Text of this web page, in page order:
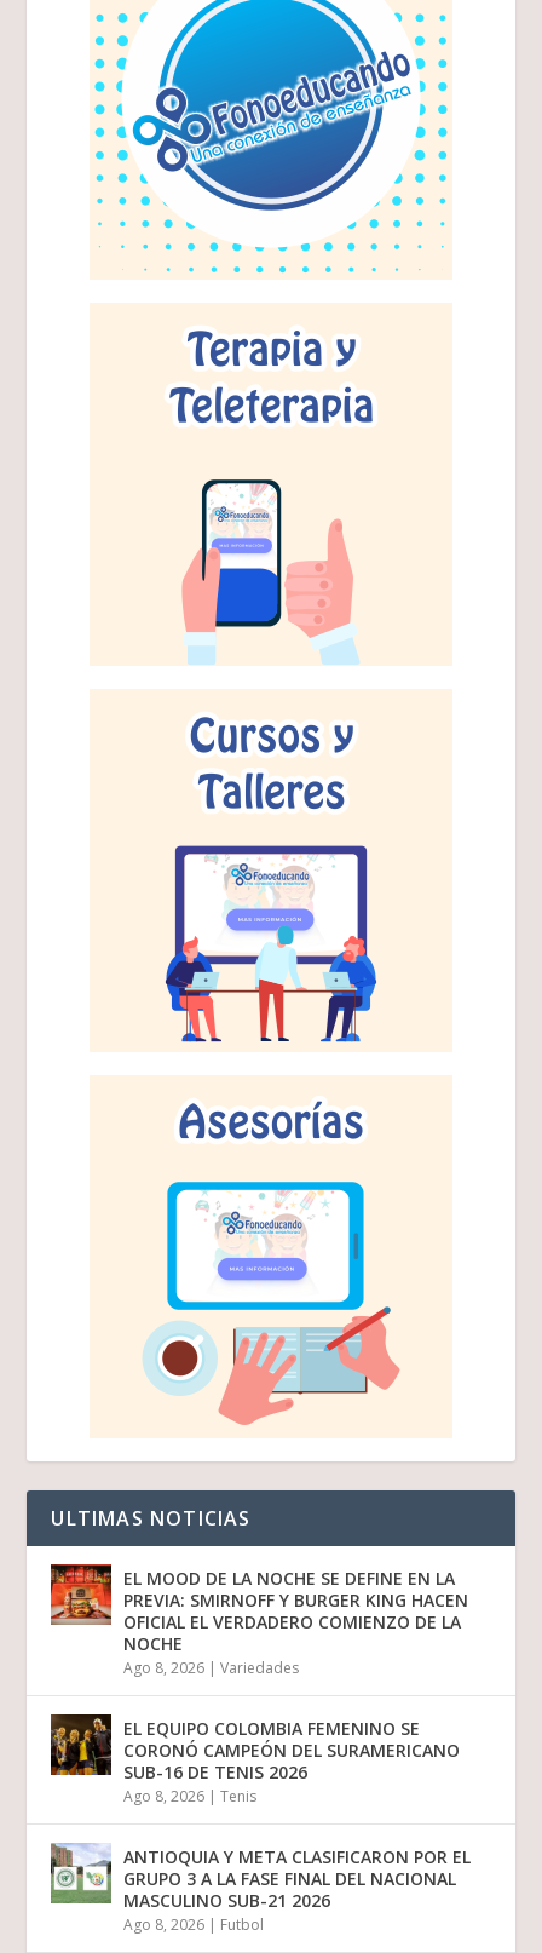
ULTIMAS NOTICIAS
EL MOOD DE LA NOCHE SE DEFINE EN LA
PREVIA: SMIRNOFF Y BURGER KING HACEN
OFICIAL EL VERDADERO COMIENZO DE LA
NOCHE
Ago 8, 2026 |Variedades
EL EQUIPO COLOMBIA FEMENINO SE
CORONÓ CAMPEÓN DEL SURAMERICANO
SUB-16 DE TENIS 2026
Ago 8, 2026 |Tenis
ANTIOQUIA Y META CLASIFICARON POR EL
GRUPO 3 A LA FASE FINAL DEL NACIONAL
MASCULINO SUB-21 2026
Ago 8, 2026 | Futbol